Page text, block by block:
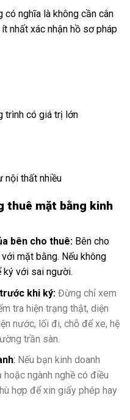
có nghĩa là không cần cân
nhất xác nhận hồ sơ pháp
trình có giá trị lớn
nội thất nhiều
thuê mặt bằng kinh
bên cho thuê: Bên cho
mặt bằng. Nếu không
ký với sai người.
khi ký: Đừng chỉ xem
tra hiện trạng thật, diện
nước, lối đi, chỗ để xe, hệ
trần sàn.
: Nếu bạn kinh doanh
ngành nghề có điều
hợp để xin giấy phép hay